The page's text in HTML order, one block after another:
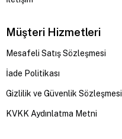
Müşteri Hizmetleri
Mesafeli Satış Sözleşmesi
İade Politikası
Gizlilik ve Güvenlik Sözleşmesi
KVKK Aydınlatma Metni